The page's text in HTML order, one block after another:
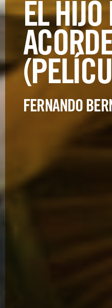
EL HIJO
FERNANDO